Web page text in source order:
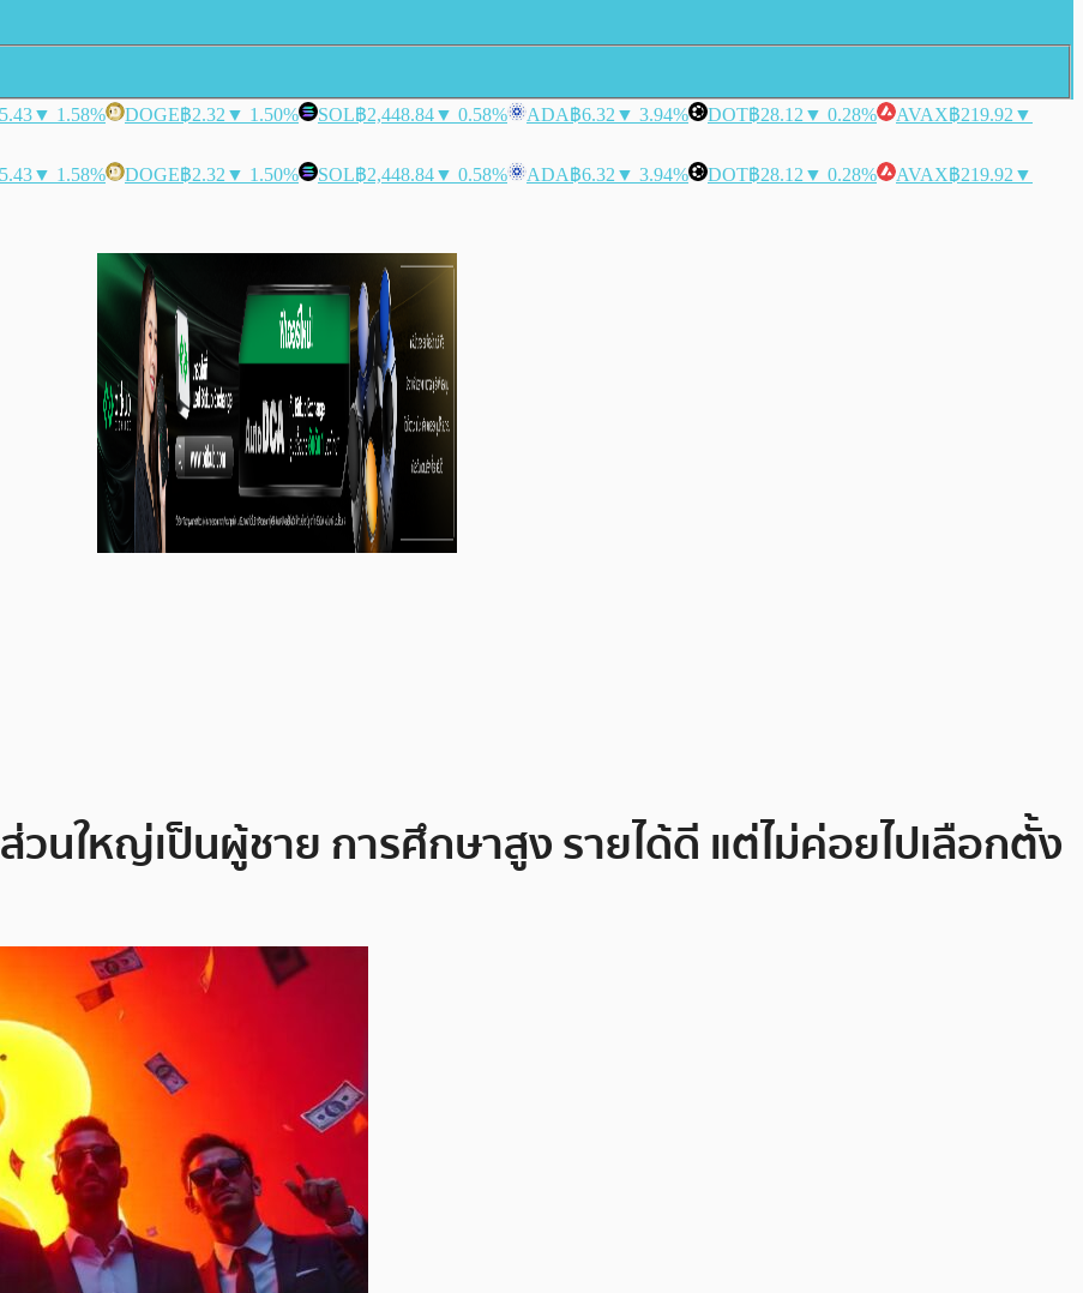
▼ 1.58% DOGE฿2.32 ▼ 1.50% SOL฿2,448.84▼ 0.58% ADA฿6.32 ▼ 3.94% DOT฿28.12 ▼ 0.28% AVAX฿219.92 ▼
▼ 1.58% DOGE฿2.32 ▼ 1.50% SOL฿2,448.84▼ 0.58% ADA฿6.32 ▼ 3.94% DOT฿28.12 ▼ 0.28% AVAX฿219.92 ▼
นใหญ่เป็นผู้ชาย การศึกษาสูง รายได้ดี แต่ไม่ค่อยไปเลือกตั้ง